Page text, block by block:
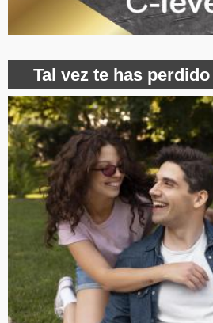
Tal vez te has perdido